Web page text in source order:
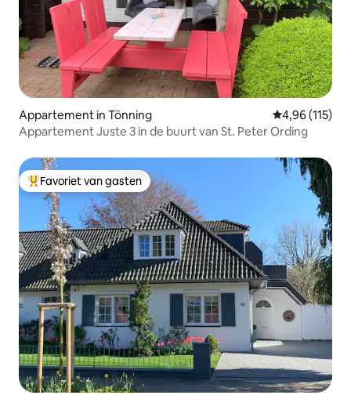
Appartement in Tönning Gemiddelde
4,96 (115)
Appartement Juste 3 in de buurt van St. Peter Ording
Topfavoriet van gasten
Favoriet van gasten